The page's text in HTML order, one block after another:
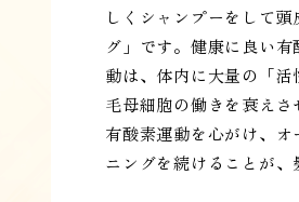
しくシャンプーをして
グ」です。健康に良い
動は、体内に大量の「
毛母細胞の働きを衰え
有酸素運動を心がけ、
ニングを続けることが、